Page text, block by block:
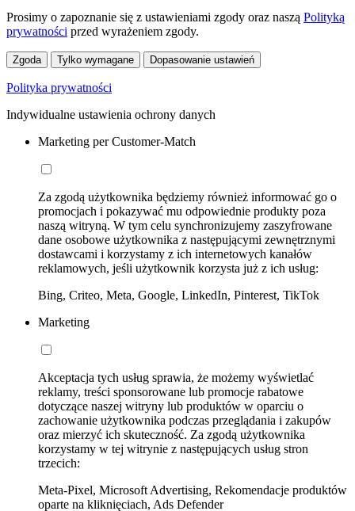
Prosimy o zapoznanie się z ustawieniami zgody oraz naszą Polityką
prywatności przed wyrażeniem zgody.
Zgoda Tylko wymagane Dopasowanie ustawień
Polityka prywatności
Indywidualne ustawienia ochrony danych
Marketing per Customer-Match
Za zgodą użytkownika będziemy również informować go o
promocjach i pokazywać mu odpowiednie produkty poza
naszą witryną. W tym celu synchronizujemy zaszyfrowane
dane osobowe użytkownika z następującymi zewnętrznymi
dostawcami i korzystamy z ich internetowych kanałów
reklamowych, jeśli użytkownik korzysta już z ich usług:
Bing, Criteo, Meta, Google, LinkedIn, Pinterest, TikTok
Marketing
Akceptacja tych usług sprawia, że możemy wyświetlać
reklamy, treści sponsorowane lub promocje rabatowe
dotyczące naszej witryny lub produktów w oparciu o
zachowanie użytkownika podczas przeglądania i zakupów
oraz mierzyć ich skuteczność. Za zgodą użytkownika
korzystamy w tej witrynie z następujących usług stron
trzecich:
Meta-Pixel, Microsoft Advertising, Rekomendacje produktów
oparte na kliknięciach, Ads Defender